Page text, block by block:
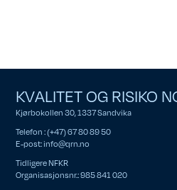
KVALITET OG RISIKO
Kjørbokollen 30, 1337 Sandvika
Telefon : (+47) 67 80 89 50
E-post:info@qrn.no
Tidligere NFKR
Organisasjonsnr.: 985 841 020